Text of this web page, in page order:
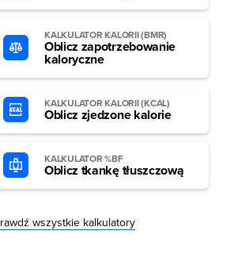
KALKULATOR KALORII (BMR)
Oblicz zapotrzebowanie
kaloryczne
KALKULATOR KALORII (KCAL)
Oblicz zjedzone kalorie
KALKULATOR %BF
Oblicz tkankę tłuszczową
wszystkie kalkulatory